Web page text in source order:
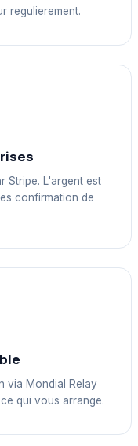
regulierement.
Stripe. L'argent est
confirmation de
via Mondial Relay
qui vous arrange.